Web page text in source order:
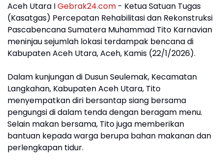
Aceh Utara IGebrak24.com - Ketua Satuan Tugas
(Kasatgas) Percepatan Rehabilitasi dan Rekonstruksi
Pascabencana Sumatera Muhammad Tito Karnavian
meninjau sejumlah lokasi terdampak bencana di
Kabupaten Aceh Utara, Aceh, Kamis (22/1/2026).
Dalam kunjungan di Dusun Seulemak, Kecamatan
Langkahan, Kabupaten Aceh Utara, Tito
menyempatkan diri bersantap siang bersama
pengungsi di dalam tenda dengan beragam menu.
Selain makan bersama, Tito juga memberikan
bantuan kepada warga berupa bahan makanan dan
perlengkapan tidur.